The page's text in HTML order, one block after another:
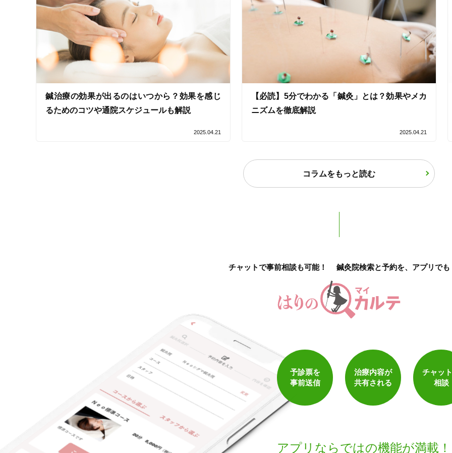
クレカ可
キーワード
2 件
鍼治療の効果が出るのはいつから？効果を感じ
るためのコツや通院スケジュールも解説
2025.04.21
【必読】5分でわかる「鍼灸」とは？効果やメカ
ニズムを徹底解説
2025.04.21
コラムをもっと読む
チャットで事前相談も可能！ 鍼灸院検索と予約を、アプリでも
予診票を
事前送信
治療内容が
共有される
チャッ
相談
アプリならではの機能が満載！